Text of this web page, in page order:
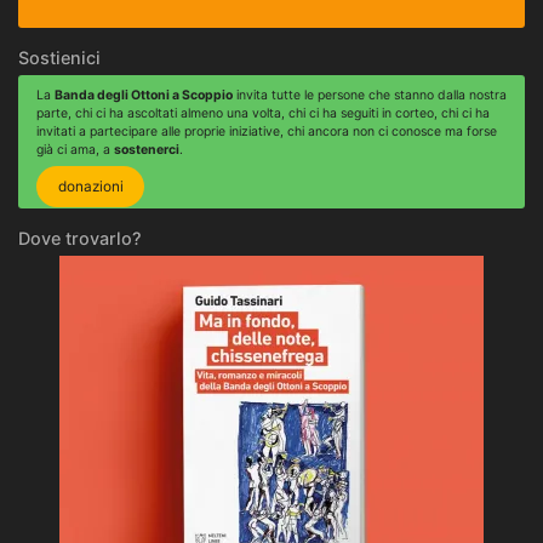
Sostienici
La Banda degli Ottoni a Scoppio invita tutte le persone che stanno dalla nostra
parte, chi ci ha ascoltati almeno una volta, chi ci ha seguiti in corteo, chi ci ha
invitati a partecipare alle proprie iniziative, chi ancora non ci conosce ma forse
già ci ama, a sostenerci.
donazioni
Dove trovarlo?